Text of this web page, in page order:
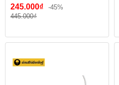
245.000₫
-45%
445.000₫